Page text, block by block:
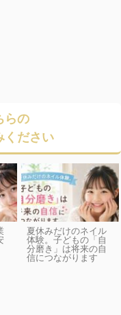
らの
ください
夏休みだけのネイル
体験。子どもの「自
分磨き」は将来の自
信につながります